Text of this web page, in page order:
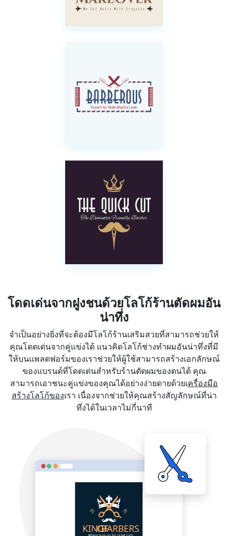
โดดเด่นจากฝูงชนด้วยโลโก้ร้านตัดผมอัน
น่าทึ่ง
จำเป็นอย่างยิ่งที่จะต้องมีโลโก้ร้านเสริมสวยที่สามารถช่วยให้
คุณโดดเด่นจากคู่แข่งได้ แนวคิดโลโก้ช่างทำผมอันน่าทึ่งที่มี
ให้บนแพลตฟอร์มของเราช่วยให้ผู้ใช้สามารถสร้างเอกลักษณ์
ของแบรนด์ที่โดดเด่นสำหรับร้านตัดผมของตนได้ คุณ
สามารถเอาชนะคู่แข่งของคุณได้อย่างง่ายดายด้วยเครื่องมือ
สร้างโลโก้ของเรา เนื่องจากช่วยให้คุณสร้างสัญลักษณ์ที่น่า
ทึ่งได้ในเวลาไม่กี่นาที